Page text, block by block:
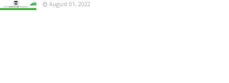
August 01, 2022